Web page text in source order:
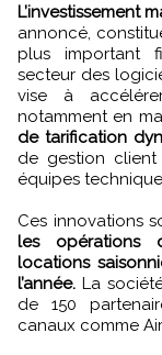
L’investissement
annoncé,
plus important
secteur des
vise à
notamment en
de tarification
de gestion
équipes
Ces innovations
les opérations
locations
l’année.La
de 150
canaux comme